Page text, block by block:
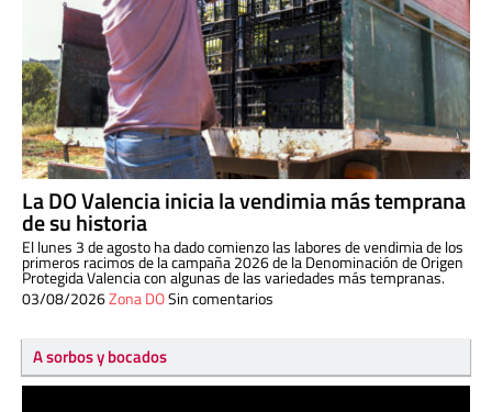
La DO Valencia inicia la vendimia más temprana
de su historia
El lunes 3 de agosto ha dado comienzo las labores de vendimia de los
primeros racimos de la campaña 2026 de la Denominación de Origen
Protegida Valencia con algunas de las variedades más tempranas.
03/08/2026Zona DOSin comentarios
A sorbos y bocados